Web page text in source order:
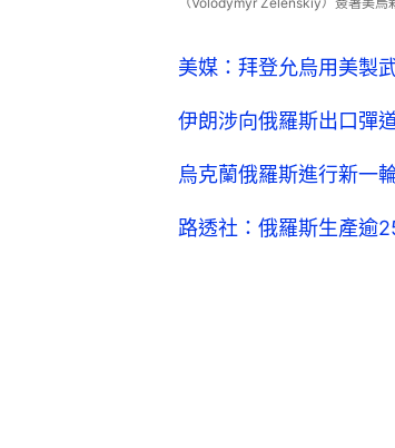
美媒：拜登允烏用美製
伊朗涉向俄羅斯出口彈
烏克蘭俄羅斯進行新一
路透社：俄羅斯生產逾